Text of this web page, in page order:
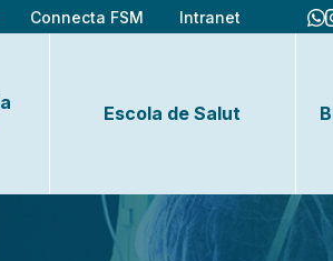
Connecta FSM Intranet
Escola de Salut